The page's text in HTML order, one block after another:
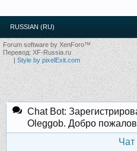
RUSSIAN (RU)
Forum software by XenForo™
Перевод:XF-Russia.ru
|Style by pixelExit.com
Chat Bot:
Oleggob. Добро
Чат